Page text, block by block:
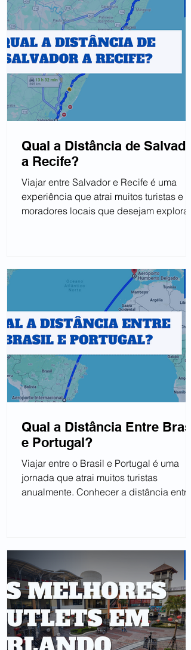
Qual a Distância de Salvador
a Recife?
Viajar entre Salvador e Recife é uma
experiência que atrai muitos turistas e
moradores locais que desejam explorar
Qual a Distância Entre Brasil
e Portugal?
Viajar entre o Brasil e Portugal é uma
jornada que atrai muitos turistas
anualmente. Conhecer a distância entre